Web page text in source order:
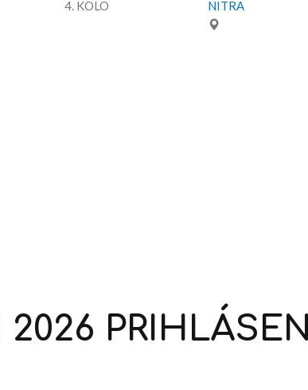
4. KOLO NITRA
2026